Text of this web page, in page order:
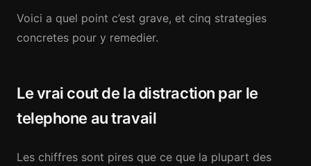
Voici a quel point c’est grave, et cinq strategies
concretes pour y remedier.
Le vrai cout de la distraction par le
telephone au travail
Les chiffres sont pires que ce que la plupart des